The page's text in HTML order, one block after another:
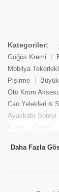
Kategoriler:
Göğüs Kremi
Mobilya
Pişirme
Oto Krom
Can Yelekleri &
Ayakkabı Spreyi
Kasa
Cezve
Tekne Bağlama
Daha Fazla